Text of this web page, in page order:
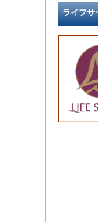
ライフサ